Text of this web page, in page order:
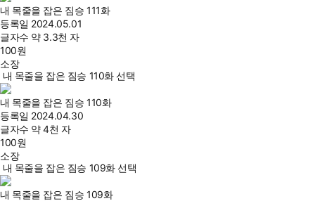
내 목줄을 잡은 짐승 111화
등록일 2024.05.01
글자수 약 3.3천 자
100원
소장
내 목줄을 잡은 짐승 110화 선택
내 목줄을 잡은 짐승 110화
등록일 2024.04.30
글자수 약 4천 자
100원
소장
내 목줄을 잡은 짐승 109화 선택
내 목줄을 잡은 짐승 109화